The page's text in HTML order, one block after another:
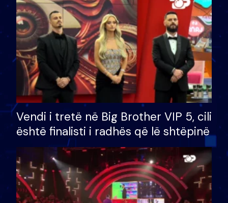
Vendi i tretë në Big Brother VIP 5, cili
është finalisti i radhës që lë shtëpinë